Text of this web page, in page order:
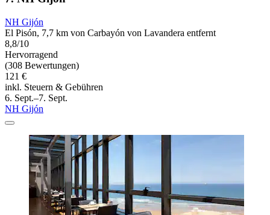
NH Gijón
El Pisón, 7,7 km von Carbayón von Lavandera entfernt
8,8/10
Hervorragend
(308 Bewertungen)
121 €
inkl. Steuern & Gebühren
6. Sept.–7. Sept.
NH Gijón